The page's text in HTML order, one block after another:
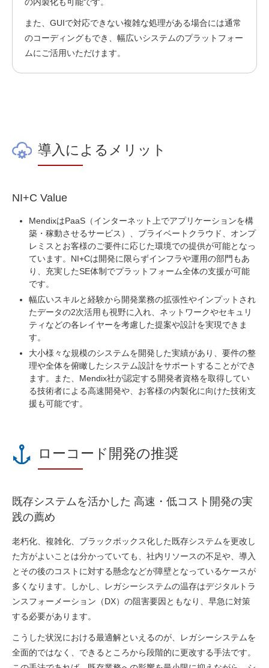
また、GUIで対応できない複雑な処理がある場合には通常
のコーディングもでき、 幅広いシステムのプラットフォー
ムにご活用いただけます。
導入によるメリット
NI+C Value
MendixはPaaS（インターネット上でアプリケーションを構
築・稼動させるサービス）、プライベートクラウド、オンプ
レミスとお客様のご要件に応じた環境での提供が可能となっ
ています。 NI+Cは開発に限らずインフラや運用の部門もあ
り、充実したSE体制でプラットフォーム全体の支援が可能
です。
幅広いスキルと経験から開発業務の拡張性やインプットされ
たデータの2次活用も視野に入れ、 ネットワークやセキュリ
ティなどの各レイヤーを考慮した提案や設計を実現できま
す。
大小様々な規模のシステムを開発した実績があり、 要件の整
理や全体を俯瞰したシステム設計をサポートすることができ
ます。また、 Mendix社が認定する開発者資格を取得してい
る技術者による高速開発や、お客様の内製化に向けた技術支
援も可能です。
ローコード開発の推奨
既存システムを活かした 高速・低コスト開発の実
践の薦め
老朽化、複雑化、ブラックボックス化した既存システムを更改し
た方がよいことは分かっていても、社内リソースの不足や、導入
とその後のコストに対する懸念などが障壁となっているケースが
多くなります。しかし、レガシーシステムの温存はデジタルトラ
ンスフォーメーション（DX）の阻害要因ともなり、早急に対策
する必要があります。
こうした状況における最適解といえるのが、レガシーシステムを
全面的ではなく、できるところから段階的に更改する手法です。